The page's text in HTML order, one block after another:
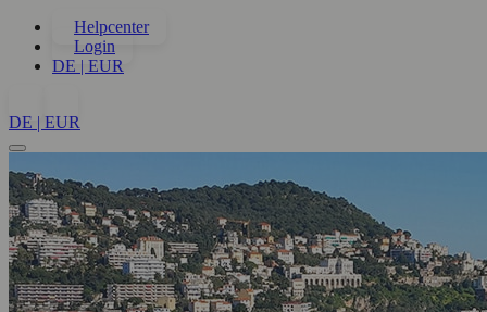
Helpcenter
Login
DE | EUR
DE | EUR